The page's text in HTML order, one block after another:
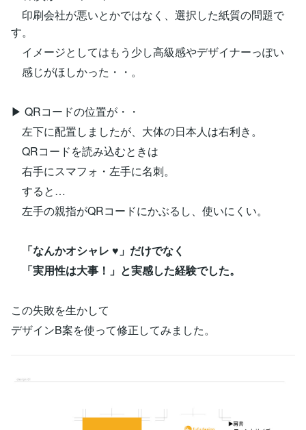
印刷会社が悪いとかではなく、選択した紙質の問題で
す。
イメージとしてはもう少し高級感やデザイナーっぽい
感じがほしかった・・。
▶ QRコードの位置が・・
左下に配置しましたが、大体の日本人は右利き。
QRコードを読み込むときは
右手にスマフォ・左手に名刺。
すると…
左手の親指がQRコードにかぶるし、使いにくい。
「なんかオシャレ ♥」だけでなく
「実用性は大事！」と実感した経験でした。
この失敗を生かして
デザインB案を使って修正してみました。